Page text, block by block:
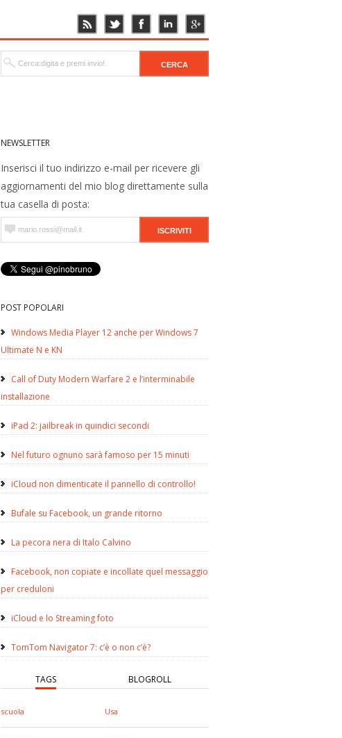
NEWSLETTER
Inserisci il tuo indirizzo e-mail per ricevere gli
aggiornamenti del mio blog direttamente sulla
tua casella di posta:
POST POPOLARI
Windows Media Player 12 anche per Windows 7
Ultimate N e KN
Call of Duty Modern Warfare 2 e l’interminabile
installazione
iPad 2: jailbreak in quindici secondi
Nel futuro ognuno sarà famoso per 15 minuti
iCloud non dimenticate il pannello di controllo!
Bufale su Facebook, un grande ritorno
La pecora nera di Italo Calvino
Facebook, non copiate e incollate quel messaggio
per creduloni
iCloud e lo Streaming foto
TomTom Navigator 7: c’è o non c’è?
TAGS BLOGROLL
scuola Usa